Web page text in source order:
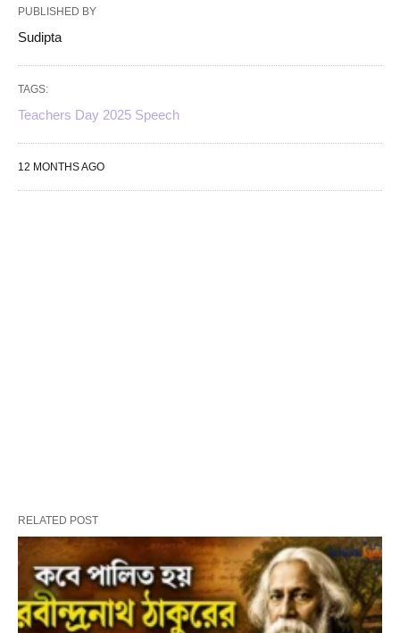
PUBLISHED BY
Sudipta
TAGS:
Teachers Day 2025 Speech
12 MONTHS AGO
RELATED POST